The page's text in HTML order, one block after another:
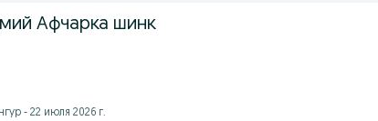
Афчарка шинк
- 22 июля 2026 г.